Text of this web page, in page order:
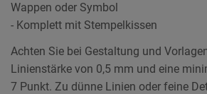
Wappen oder Symbol
- Komplett mit Stempelkissen
Achten Sie bei Gestaltung und
Linienstärke von 0,5 mm und eine
7 Punkt. Zu dünne Linien oder feine